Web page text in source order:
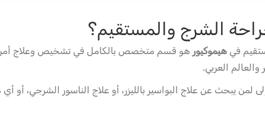
الشرج والمستقيم؟
في هيموكيور هو قسم متخصص بالكامل في تشخيص وعلاج أمراض
العربي.
لمن يبحث عن علاج البواسير بالليزر، أو علاج الناسور